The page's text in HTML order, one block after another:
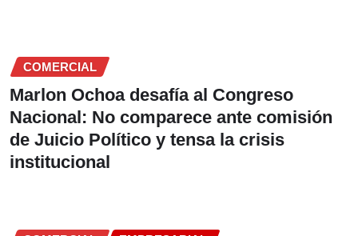
COMERCIAL
Marlon Ochoa desafía al Congreso
Nacional: No comparece ante comisión
de Juicio Político y tensa la crisis
institucional